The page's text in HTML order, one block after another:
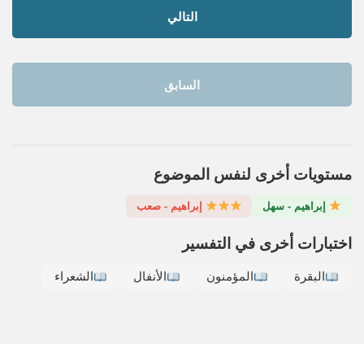
السابق
التالي
مستويات أخرى لنفس الموضوع
إبراهيم - سهل إبراهيم - صعب
اختبارات أخرى في التفسير
البقرة المؤمنون الأنفال الشعراء